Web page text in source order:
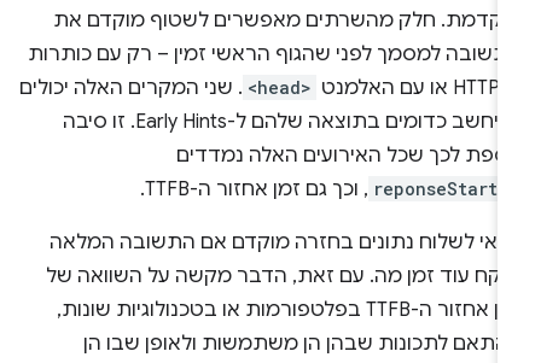
חלק מהשרתים מאפשרים לשטוף מוקדם את
למסמך לפני שהגוף הראשי זמין – רק עם כותרות
<head> . שני המקרים האלה יכולים
להיחשב כדומים בתוצאה שלהם ל-Early Hints. זו סיבה
לכך שכל האירועים האלה נמדדים
reponseStart , וכך גם זמן אחזור ה-TTFB.
לשלוח נתונים בחזרה מוקדם אם התשובה המלאה
עוד זמן מה. עם זאת, הדבר מקשה על השוואה של
זמן אחזור ה-TTFB בפלטפורמות או בטכנולוגיות שונות,
לתכונות שבהן הן משתמשות ולאופן שבו הן